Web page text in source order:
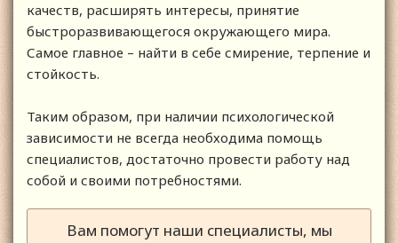
качеств, расширять интересы, принятие
быстроразвивающегося окружающего мира.
Самое главное – найти в себе смирение, терпение и
стойкость.
Таким образом, при наличии психологической
зависимости не всегда необходима помощь
специалистов, достаточно провести работу над
собой и своими потребностями.
Вам помогут наши специалисты, мы